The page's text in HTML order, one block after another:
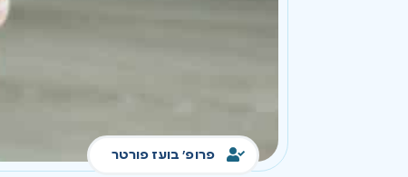
פרופ' בועז פורטר